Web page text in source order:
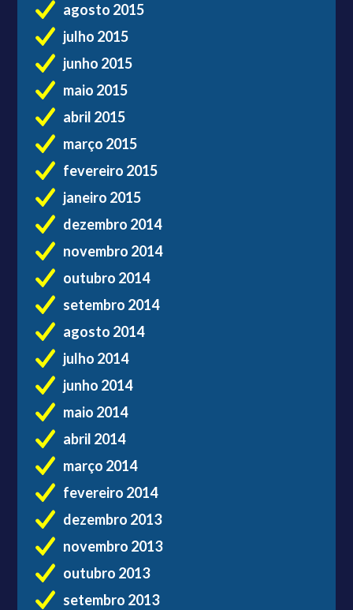
agosto 2015
julho 2015
junho 2015
maio 2015
abril 2015
março 2015
fevereiro 2015
janeiro 2015
dezembro 2014
novembro 2014
outubro 2014
setembro 2014
agosto 2014
julho 2014
junho 2014
maio 2014
abril 2014
março 2014
fevereiro 2014
dezembro 2013
novembro 2013
outubro 2013
setembro 2013